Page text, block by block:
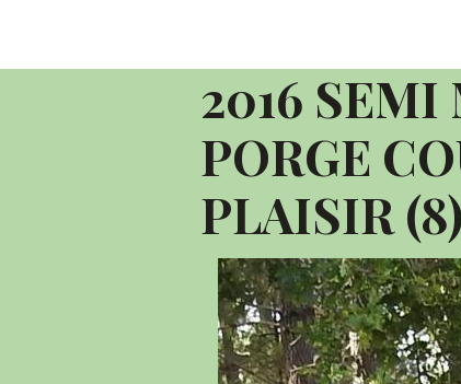
2016 SEMI MARATHON LE
2016 SEMI
PORGE
PLAISIR (8)